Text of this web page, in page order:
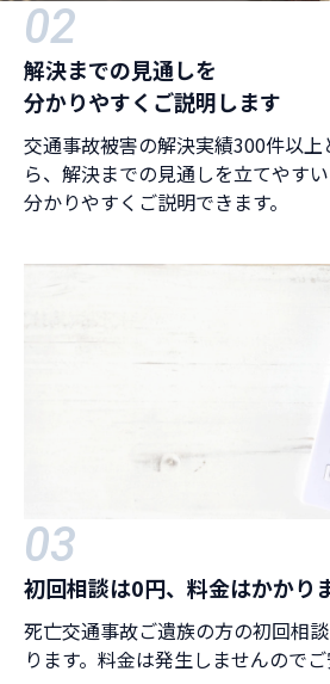
02
解決までの見通しを
分かりやすくご説明します
交通事故被害の解決実績300件以
ら、解決までの見通しを立てやす
分かりやすくご説明できます。
03
初回相談は0円、料金はかかり
死亡交通事故ご遺族の方の初回相
ります。料金は発生しませんのでご